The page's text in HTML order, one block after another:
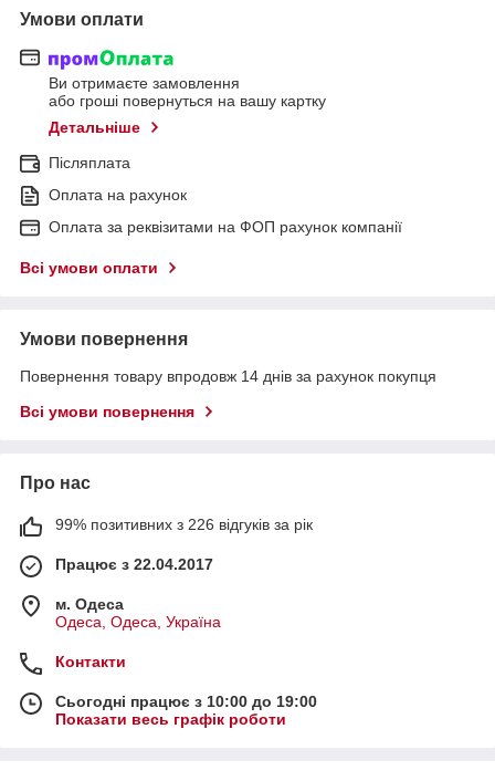
Умови оплати
Ви отримаєте замовлення
або гроші повернуться на вашу картку
Детальніше
Післяплата
Оплата на рахунок
Оплата за реквізитами на ФОП рахунок компанії
Всі умови оплати
Умови повернення
Повернення товару впродовж 14 днів за рахунок покупця
Всі умови повернення
Про нас
99% позитивних з 226 відгуків за рік
Працює з 22.04.2017
м. Одеса
Одеса, Одеса, Україна
Контакти
Сьогодні працює з 10:00 до 19:00
Показати весь графік роботи